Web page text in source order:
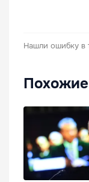
Нашли ошибку в